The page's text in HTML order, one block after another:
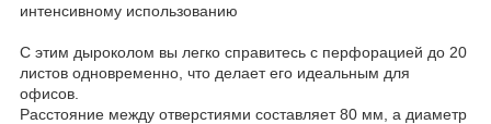
интенсивному использованию
С этим дыроколом вы легко справитесь с перфорацией до 20
листов одновременно, что делает его идеальным для
офисов.
Расстояние между отверстиями составляет 80 мм, а диаметр